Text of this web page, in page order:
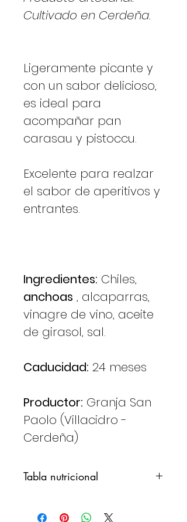
Cultivado en Cerdeña.
Ligeramente picante y
con un sabor delicioso,
es ideal para
acompañar pan
carasau y pistoccu.
Excelente para realzar
el sabor de aperitivos y
entrantes.
Ingredientes: Chiles,
anchoas , alcaparras,
vinagre de vino, aceite
de girasol, sal.
Caducidad: 24 meses
Productor: Granja San
Paolo (Villacidro -
Cerdeña)
Tabla nutricional